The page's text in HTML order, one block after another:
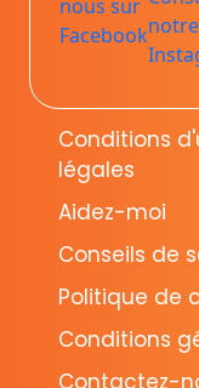
Conditions
légales
Aidez-moi
Conseils de
Politique de
Conditions
Contactez-